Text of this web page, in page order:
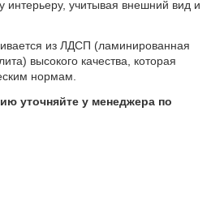
интерьеру, учитывая внешний вид и
из ЛДСП (ламинированная
высокого качества, которая
нормам.
уточняйте у менеджера по